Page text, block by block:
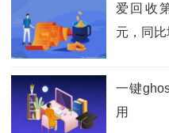
爱回收
元，同
一键
用